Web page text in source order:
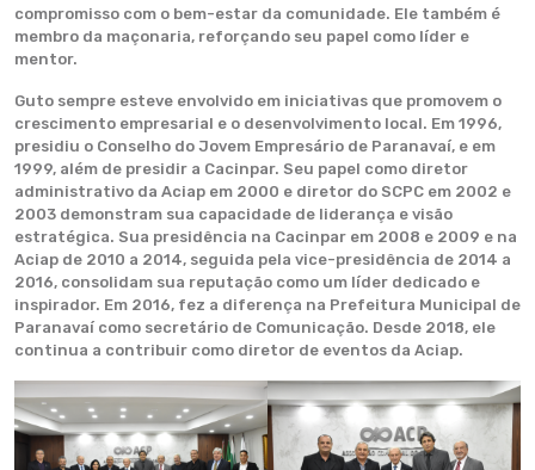
compromisso com o bem-estar da comunidade. Ele também é
membro da maçonaria, reforçando seu papel como líder e
mentor.
Guto sempre esteve envolvido em iniciativas que promovem o
crescimento empresarial e o desenvolvimento local. Em 1996,
presidiu o Conselho do Jovem Empresário de Paranavaí, e em
1999, além de presidir a Cacinpar. Seu papel como diretor
administrativo da Aciap em 2000 e diretor do SCPC em 2002 e
2003 demonstram sua capacidade de liderança e visão
estratégica. Sua presidência na Cacinpar em 2008 e 2009 e na
Aciap de 2010 a 2014, seguida pela vice-presidência de 2014 a
2016, consolidam sua reputação como um líder dedicado e
inspirador. Em 2016, fez a diferença na Prefeitura Municipal de
Paranavaí como secretário de Comunicação. Desde 2018, ele
continua a contribuir como diretor de eventos da Aciap.